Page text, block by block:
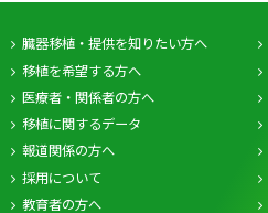
臓器移植・提供を知りたい方へ
移植を希望する方へ
医療者・関係者の方へ
移植に関するデータ
報道関係の方へ
採用について
教育者の方へ